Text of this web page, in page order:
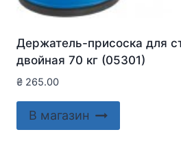
Держатель-присоска для
двойная 70 кг (05301)
₴ 265.00
В магазин